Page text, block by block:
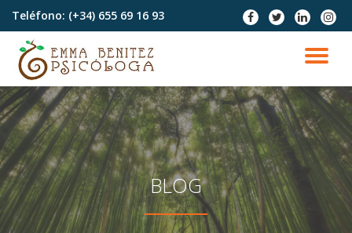
Saltar
contenido
Teléfono: (+34) 655 69 16 93
fa-
facebook
fa-
twitter
fa-
linkedin
fa-
BLOG